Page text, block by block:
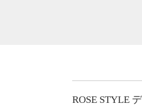
ROSE STYLE